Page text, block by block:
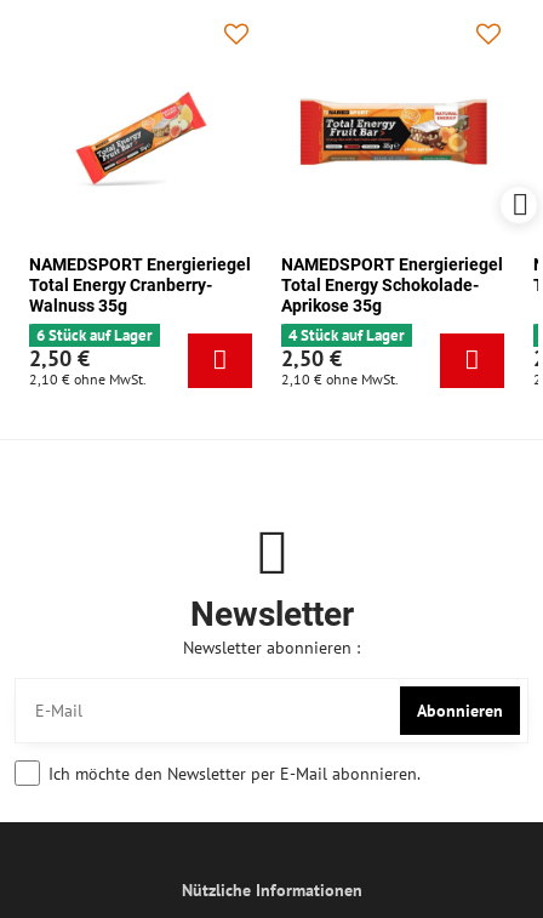
NAMEDSPORT Energieriegel
Total Energy Cranberry-
Walnuss 35g
6 Stück auf Lager
2,50 €
2,10 € ohne MwSt.
NAMEDSPORT Energieriegel
Total Energy Schokolade-
Aprikose 35g
4 Stück auf Lager
2,50 €
2,10 € ohne MwSt.
Newsletter
Newsletter abonnieren :
Abonnieren
Ich möchte den Newsletter per E-Mail abonnieren.
Nützliche Informationen